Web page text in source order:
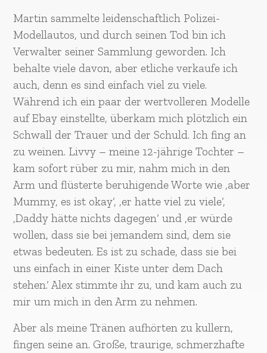
Martin sammelte leidenschaftlich Polizei-
Modellautos, und durch seinen Tod bin ich
Verwalter seiner Sammlung geworden. Ich
behalte viele davon, aber etliche verkaufe ich
auch, denn es sind einfach viel zu viele.
Während ich ein paar der wertvolleren Modelle
auf Ebay einstellte, überkam mich plötzlich ein
Schwall der Trauer und der Schuld. Ich fing an
zu weinen. Livvy – meine 12-jährige Tochter –
kam sofort rüber zu mir, nahm mich in den
Arm und flüsterte beruhigende Worte wie ‚aber
Mummy, es ist okay‘, ‚er hatte viel zu viele‘,
‚Daddy hätte nichts dagegen‘ und ‚er würde
wollen, dass sie bei jemandem sind, dem sie
etwas bedeuten. Es ist zu schade, dass sie bei
uns einfach in einer Kiste unter dem Dach
stehen.‘ Alex stimmte ihr zu, und kam auch zu
mir um mich in den Arm zu nehmen.
Aber als meine Tränen aufhörten zu kullern,
fingen seine an. Große, traurige, schmerzhafte